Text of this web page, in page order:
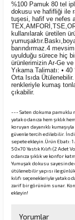
%100 Pamuk 80 tel
dokusu ve hafifliği ile
tuşesi, hafif ve nefes
kullanılarak üretilen
barındırmaz.4
uyulduğu sürece hiç
ürünlerimizin Ar-Ge ve
Yıkama Talimatı: •
Orta Isıda
renkleriyle kumaş
çıkabilir.
--- Saten dokuma pamuklu
yatak odanıza hem şıklık
koruyan dayanıklı
güvenle tercih edilebilir.
sepete ekleyin.Ürün Ebatı:
50x70 Yastık Kılıfı (2 Adet
odanıza şıklık ve konfor
Yumuşak dokusu
ütülenebilir yapısı ile
kılıfı seçenekleriyle yatak
zarif bir görünüm sunar.
ekleyin!
Yorumlar